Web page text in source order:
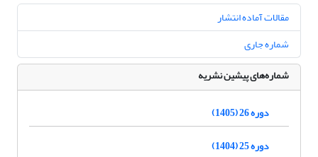
مقالات آماده انتشار
شماره جاری
شماره‌های پیشین نشریه
دوره 26 (1405)
دوره 25 (1404)